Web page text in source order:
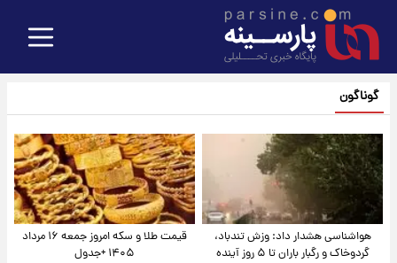
گوناگون
هواشناسی هشدار داد: وزش تندباد،
گردوخاک و رگبار باران تا ۵ روز آینده
قیمت طلا و سکه امروز جمعه ۱۶ مرداد
۱۴۰۵ +جدول